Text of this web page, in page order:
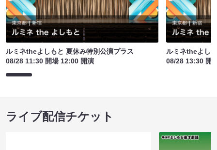
ルミネtheよしもと 夏休み特別公演プラス
08/28 11:30 開場 12:00 開演
ルミネtheよし
08/28 13:30 開
ライブ配信チケット